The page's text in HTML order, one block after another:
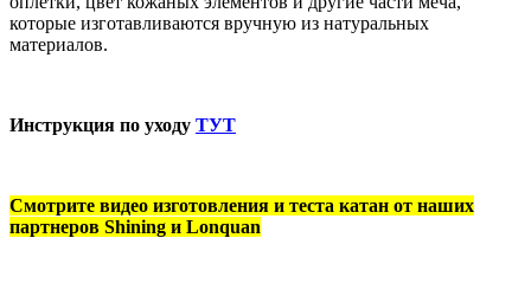
которые изготавливаются вручную из натуральных
материалов.
Инструкция по уходу ТУТ
Смотрите видео изготовления и теста катан от наших
партнеров Shining и Lonquan